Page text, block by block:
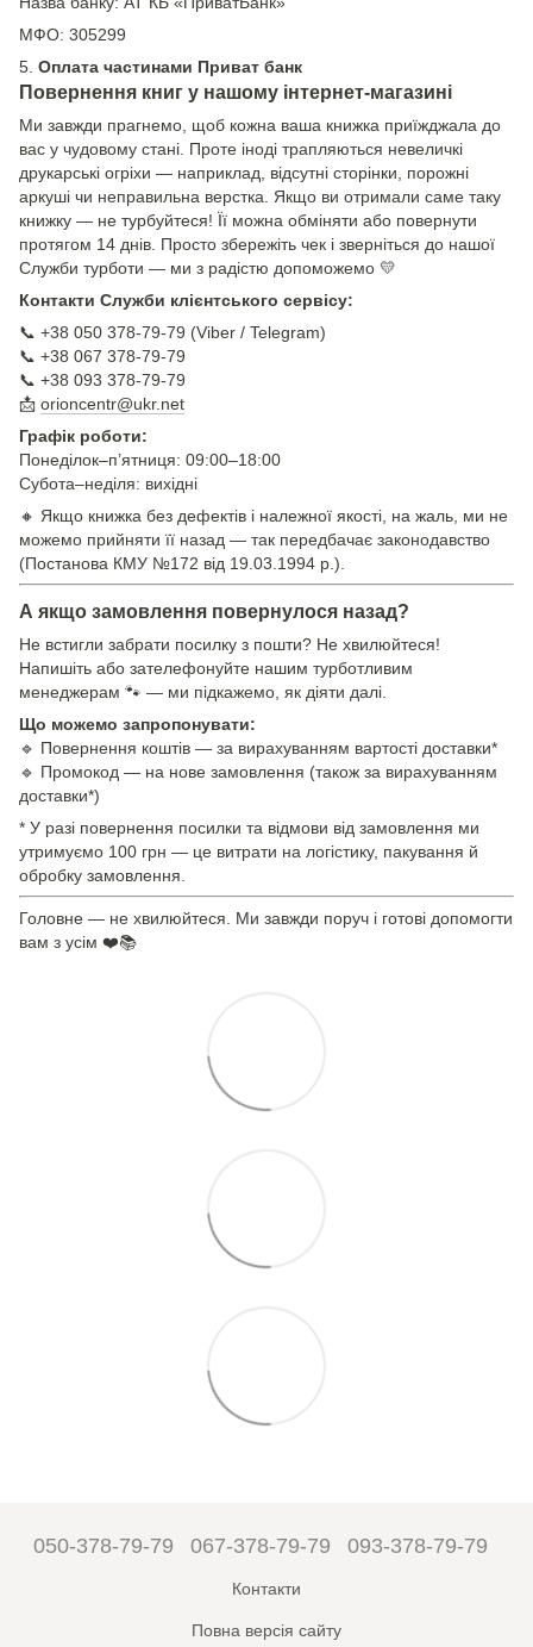
МФО: 305299
5. Оплата частинами Приват банк
Повернення книг у нашому інтернет-магазині
Ми завжди прагнемо, щоб кожна ваша книжка приїжджала до
вас у чудовому стані. Проте іноді трапляються невеличкі
друкарські огріхи — наприклад, відсутні сторінки, порожні
аркуші чи неправильна верстка. Якщо ви отримали саме таку
книжку — не турбуйтеся! Її можна обміняти або повернути
протягом 14 днів. Просто збережіть чек і зверніться до нашої
Служби турботи — ми з радістю допоможемо 💛
Контакти Служби клієнтського сервісу:
📞 +38 050 378-79-79 (Viber / Telegram)
📞 +38 067 378-79-79
📞 +38 093 378-79-79
📩 orioncentr@ukr.net
Графік роботи:
Понеділок–п’ятниця: 09:00–18:00
Субота–неділя: вихідні
🔸 Якщо книжка без дефектів і належної якості, на жаль, ми не
можемо прийняти її назад — так передбачає законодавство
(Постанова КМУ №172 від 19.03.1994 р.).
А якщо замовлення повернулося назад?
Не встигли забрати посилку з пошти? Не хвилюйтеся!
Напишіть або зателефонуйте нашим турботливим
менеджерам 🐾 — ми підкажемо, як діяти далі.
Що можемо запропонувати:
🔹 Повернення коштів — за вирахуванням вартості доставки*
🔹 Промокод — на нове замовлення (також за вирахуванням
доставки*)
* У разі повернення посилки та відмови від замовлення ми
утримуємо 100 грн — це витрати на логістику, пакування й
обробку замовлення.
Головне — не хвилюйтеся. Ми завжди поруч і готові допомогти
вам з усім ❤️📚
050-378-79-79 067-378-79-79 093-378-79-79
Контакти
Повна версія сайту